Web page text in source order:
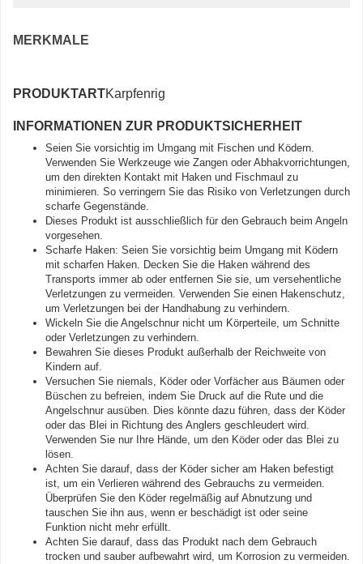
MERKMALE
PRODUKTARTKarpfenrig
INFORMATIONEN ZUR PRODUKTSICHERHEIT
Seien Sie vorsichtig im Umgang mit Fischen und Ködern.
Verwenden Sie Werkzeuge wie Zangen oder Abhakvorrichtungen,
um den direkten Kontakt mit Haken und Fischmaul zu
minimieren. So verringern Sie das Risiko von Verletzungen durch
scharfe Gegenstände.
Dieses Produkt ist ausschließlich für den Gebrauch beim Angeln
vorgesehen.
Scharfe Haken: Seien Sie vorsichtig beim Umgang mit Ködern
mit scharfen Haken. Decken Sie die Haken während des
Transports immer ab oder entfernen Sie sie, um versehentliche
Verletzungen zu vermeiden. Verwenden Sie einen Hakenschutz,
um Verletzungen bei der Handhabung zu verhindern.
Wickeln Sie die Angelschnur nicht um Körperteile, um Schnitte
oder Verletzungen zu verhindern.
Bewahren Sie dieses Produkt außerhalb der Reichweite von
Kindern auf.
Versuchen Sie niemals, Köder oder Vorfächer aus Bäumen oder
Büschen zu befreien, indem Sie Druck auf die Rute und die
Angelschnur ausüben. Dies könnte dazu führen, dass der Köder
oder das Blei in Richtung des Anglers geschleudert wird.
Verwenden Sie nur Ihre Hände, um den Köder oder das Blei zu
lösen.
Achten Sie darauf, dass der Köder sicher am Haken befestigt
ist, um ein Verlieren während des Gebrauchs zu vermeiden.
Überprüfen Sie den Köder regelmäßig auf Abnutzung und
tauschen Sie ihn aus, wenn er beschädigt ist oder seine
Funktion nicht mehr erfüllt.
Achten Sie darauf, dass das Produkt nach dem Gebrauch
trocken und sauber aufbewahrt wird, um Korrosion zu vermeiden.